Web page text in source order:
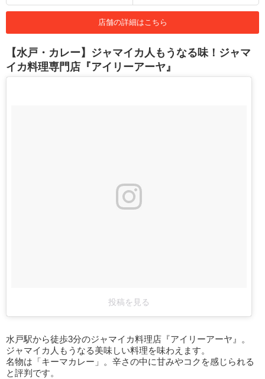
店舗の詳細はこちら
【水戸・カレー】ジャマイカ人もうなる味！ジャマ
イカ料理専門店『アイリーアーヤ』
投稿を見る
水戸駅から徒歩3分のジャマイカ料理店『アイリーアーヤ』。
ジャマイカ人もうなる美味しい料理を味わえます。
名物は「キーマカレー」。辛さの中に甘みやコクを感じられる
と評判です。